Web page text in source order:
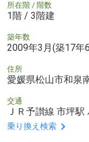
所在階 / 階数
1階 / 3階建
築年数
2009年3月(築17年
住所
愛媛県松山市和泉
交通
ＪＲ予讃線 市坪
乗り換え検索